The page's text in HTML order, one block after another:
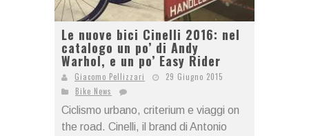
Le nuove bici Cinelli 2016: nel
catalogo un po’ di Andy
Warhol, e un po’ Easy Rider
Giacomo Pellizzari
29 Giugno 2015
Bike News
Ciclismo urbano, criterium e viaggi on
the road. Cinelli, il brand di Antonio